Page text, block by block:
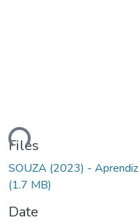
Files
SOUZA (2023) -
(1.7 MB)
Date